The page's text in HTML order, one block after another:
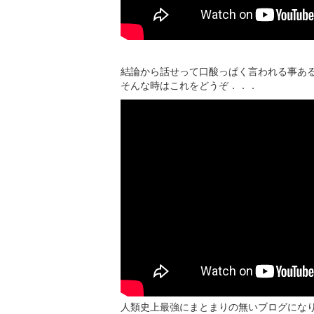
結論から話せって口酸っぱく言われる事あ
そんな時はこれをどうぞ．．．
人類史上最強にまとまりの無いブログにな